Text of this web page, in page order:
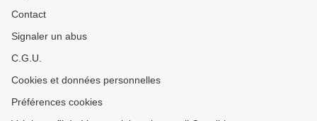
Contact
Signaler un abus
C.G.U.
Cookies et données personnelles
Préférences cookies